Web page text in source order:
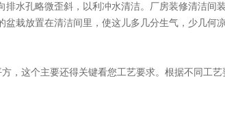
水孔略微歪斜，以利冲水清洁。厂房装修清洁间
栽放置在清洁间里，使这儿多几分生气，少几何
，这个主要还得关键看您工艺要求。根据不同工艺